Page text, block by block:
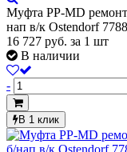
Муфта PP-MD
нап в/к Ostendorf
16 727 руб. за 1 шт
В наличии
-
В 1 клик